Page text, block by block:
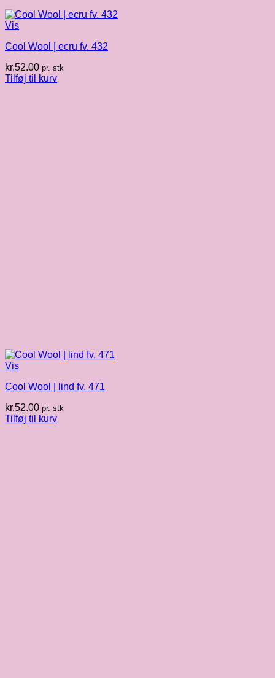
Vis
Cool Wool | ecru fv. 432
kr.52.00 pr. stk
Tilføj til kurv
Vis
Cool Wool | lind fv. 471
kr.52.00 pr. stk
Tilføj til kurv